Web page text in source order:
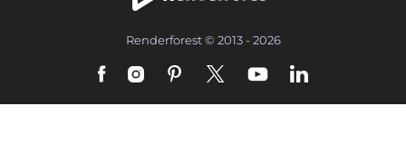
Renderforest © 2013 - 2026